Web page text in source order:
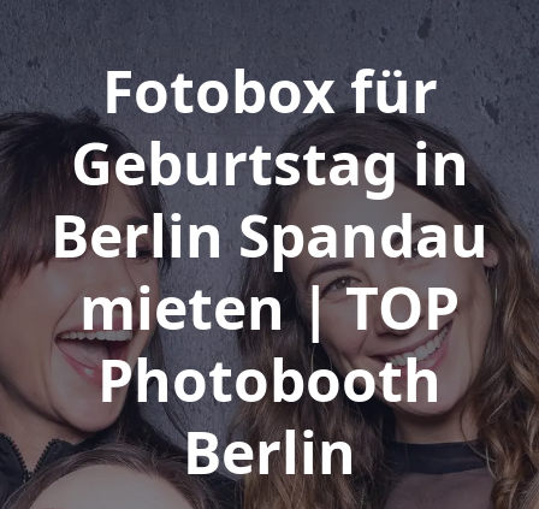
Fotobox für
Geburtstag in
Berlin Spandau
mieten | TOP
Photobooth
Berlin